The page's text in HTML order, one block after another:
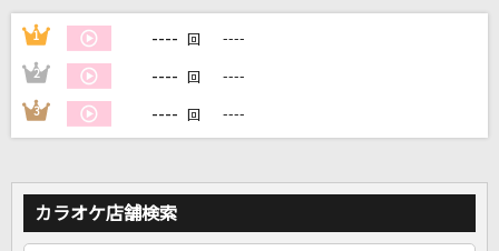
キミ記念日 ～生まれて来てくれてアリガトウ。
～
ソナーポケット(Sonar Pocket)
もっと見る
DAMの新曲・ランキングなど
1 ---- 回 ----
2 ---- 回 ----
3 ---- 回 ----
カラオケ店舗検索